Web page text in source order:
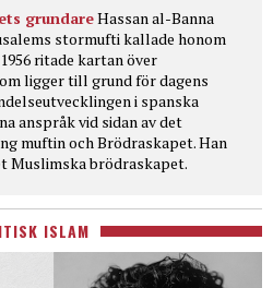
grundareHassan al-Banna
stormufti kallade honom
ritade kartan över
ligger till grund för dagens
i spanska
anspråk vid sidan av det
muftin och Brödraskapet. Han
Muslimska brödraskapet.
ISLAM